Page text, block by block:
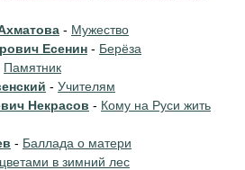
- Мужество
Есенин - Берёза
Памятник
- Учителям
Некрасов - Кому на Руси жить
- Баллада о матери
в зимний лес